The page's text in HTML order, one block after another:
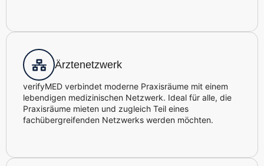
Ärztenetzwerk
verifyMED verbindet moderne Praxisräume mit einem
lebendigen medizinischen Netzwerk. Ideal für alle, die
Praxisräume mieten und zugleich Teil eines
fachübergreifenden Netzwerks werden möchten.